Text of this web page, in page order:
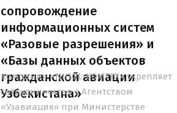
сопровождение
информационных систем
«Разовые разрешения» и
«Базы данных объектов
гражданской авиации
Узбекистана»
Компания «NIHOL-KOMTEX» укрепляет
сотрудничество с Агентством
«Узавиация» при Министерстве